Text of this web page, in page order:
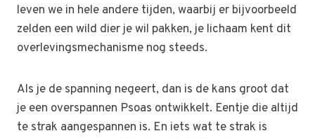
leven we in hele andere tijden, waarbij er bijvoorbeeld
zelden een wild dier je wil pakken, je lichaam kent dit
overlevingsmechanisme nog steeds.
Als je de spanning negeert, dan is de kans groot dat
je een overspannen Psoas ontwikkelt. Eentje die altijd
te strak aangespannen is. En iets wat te strak is